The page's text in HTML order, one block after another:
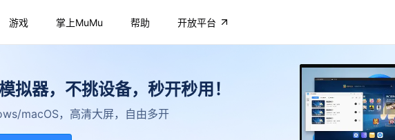
游戏 掌上MuMu 帮助 开放平台
拟器，不挑设备，秒开秒用！
macOS，高清大屏，自由多开